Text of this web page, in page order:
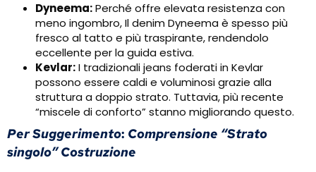
Dyneema:Perché offre elevata resistenza con
meno ingombro, Il denim Dyneema è spesso più
fresco al tatto e più traspirante, rendendolo
eccellente per la guida estiva.
Kevlar:I tradizionali jeans foderati in Kevlar
possono essere caldi e voluminosi grazie alla
struttura a doppio strato. Tuttavia, più recente
“miscele di conforto” stanno migliorando questo.
Per Suggerimento: Comprensione “Strato
singolo” Costruzione